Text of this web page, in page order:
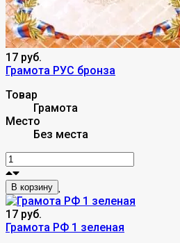
17 руб.
Грамота РУС бронза
Товар
Грамота
Место
Без места
В корзину
17 руб.
Грамота РФ 1 зеленая